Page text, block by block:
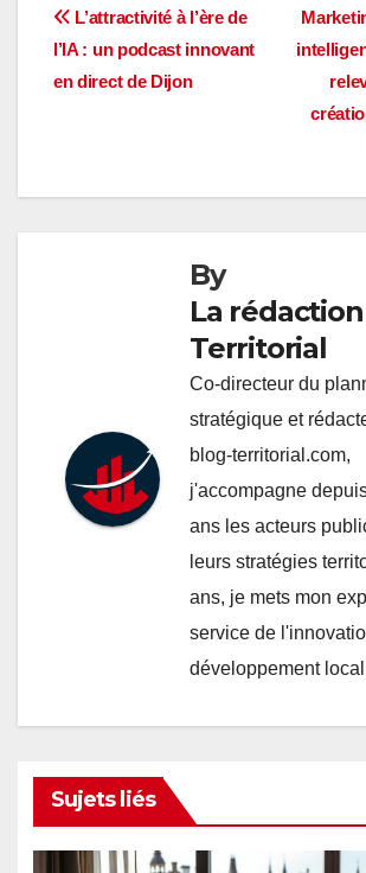
Navigation
de
L’attractivité à l’ère de
l’IA : un podcast innovant
en direct de Dijon
By
La
Territorial
Co-directeur du
stratégique et
blog-territorial.com,
j'accompagne
ans les acteurs
leurs stratégies
ans, je mets mon
service de
développement
Sujets liés